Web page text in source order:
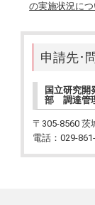
の実施状況につ
申請先･
国立研究
部 調達管
〒305-8560 茨
電話：029-